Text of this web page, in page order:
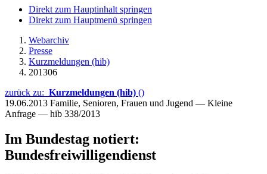
Direkt zum Hauptinhalt springen
Direkt zum Hauptmenü springen
Webarchiv
Presse
Kurzmeldungen (hib)
201306
zurück zu: Kurzmeldungen (hib) ()
19.06.2013 Familie, Senioren, Frauen und Jugend — Kleine
Anfrage — hib 338/2013
Im Bundestag notiert:
Bundesfreiwilligendienst